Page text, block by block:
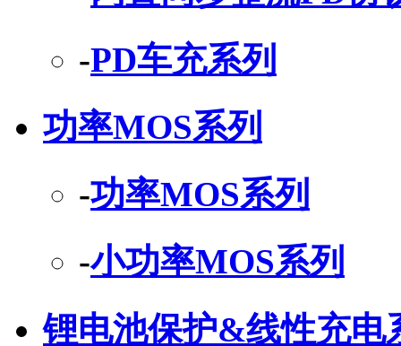
-PD车充系列
功率MOS系列
-功率MOS系列
-小功率MOS系列
锂电池保护&线性充电